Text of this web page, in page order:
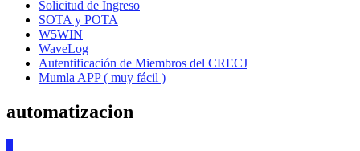
Solicitud de Ingreso
SOTA y POTA
W5WIN
WaveLog
Autentificación de Miembros del CRECJ
Mumla APP ( muy fácil )
automatizacion